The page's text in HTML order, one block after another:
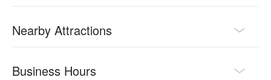
Nearby Attractions
Business Hours